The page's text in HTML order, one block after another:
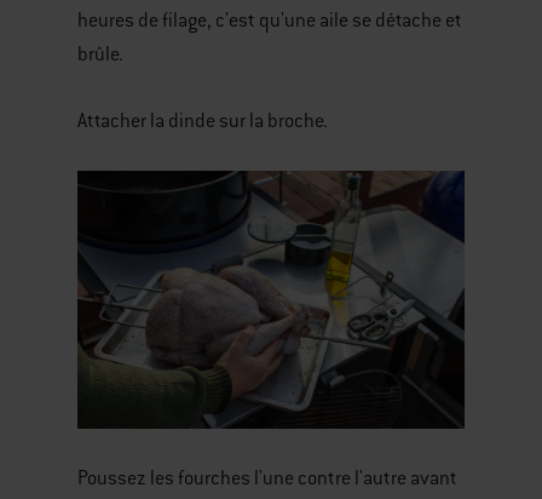
heures de filage, c'est qu'une aile se détache et
brûle.
Attacher la dinde sur la broche.
Poussez les fourches l'une contre l'autre avant